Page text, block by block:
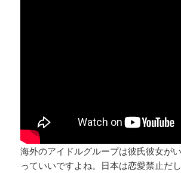
海外のアイドルグループは彼氏彼女が
っていいですよね。日本は恋愛禁止だ